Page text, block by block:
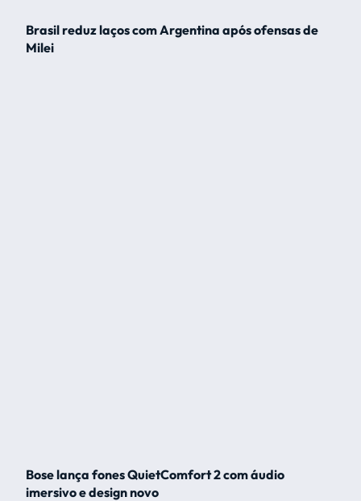
Brasil reduz laços com Argentina após ofensas de
Milei
Bose lança fones QuietComfort 2 com áudio
imersivo e design novo